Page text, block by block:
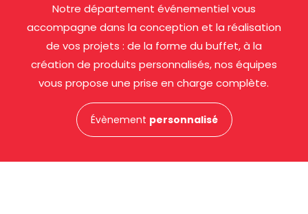
Notre département événementiel vous
accompagne dans la conception et la réalisation
de vos projets : de la forme du buffet, à la
création de produits personnalisés, nos équipes
vous propose une prise en charge complète.
Évènement personnalisé